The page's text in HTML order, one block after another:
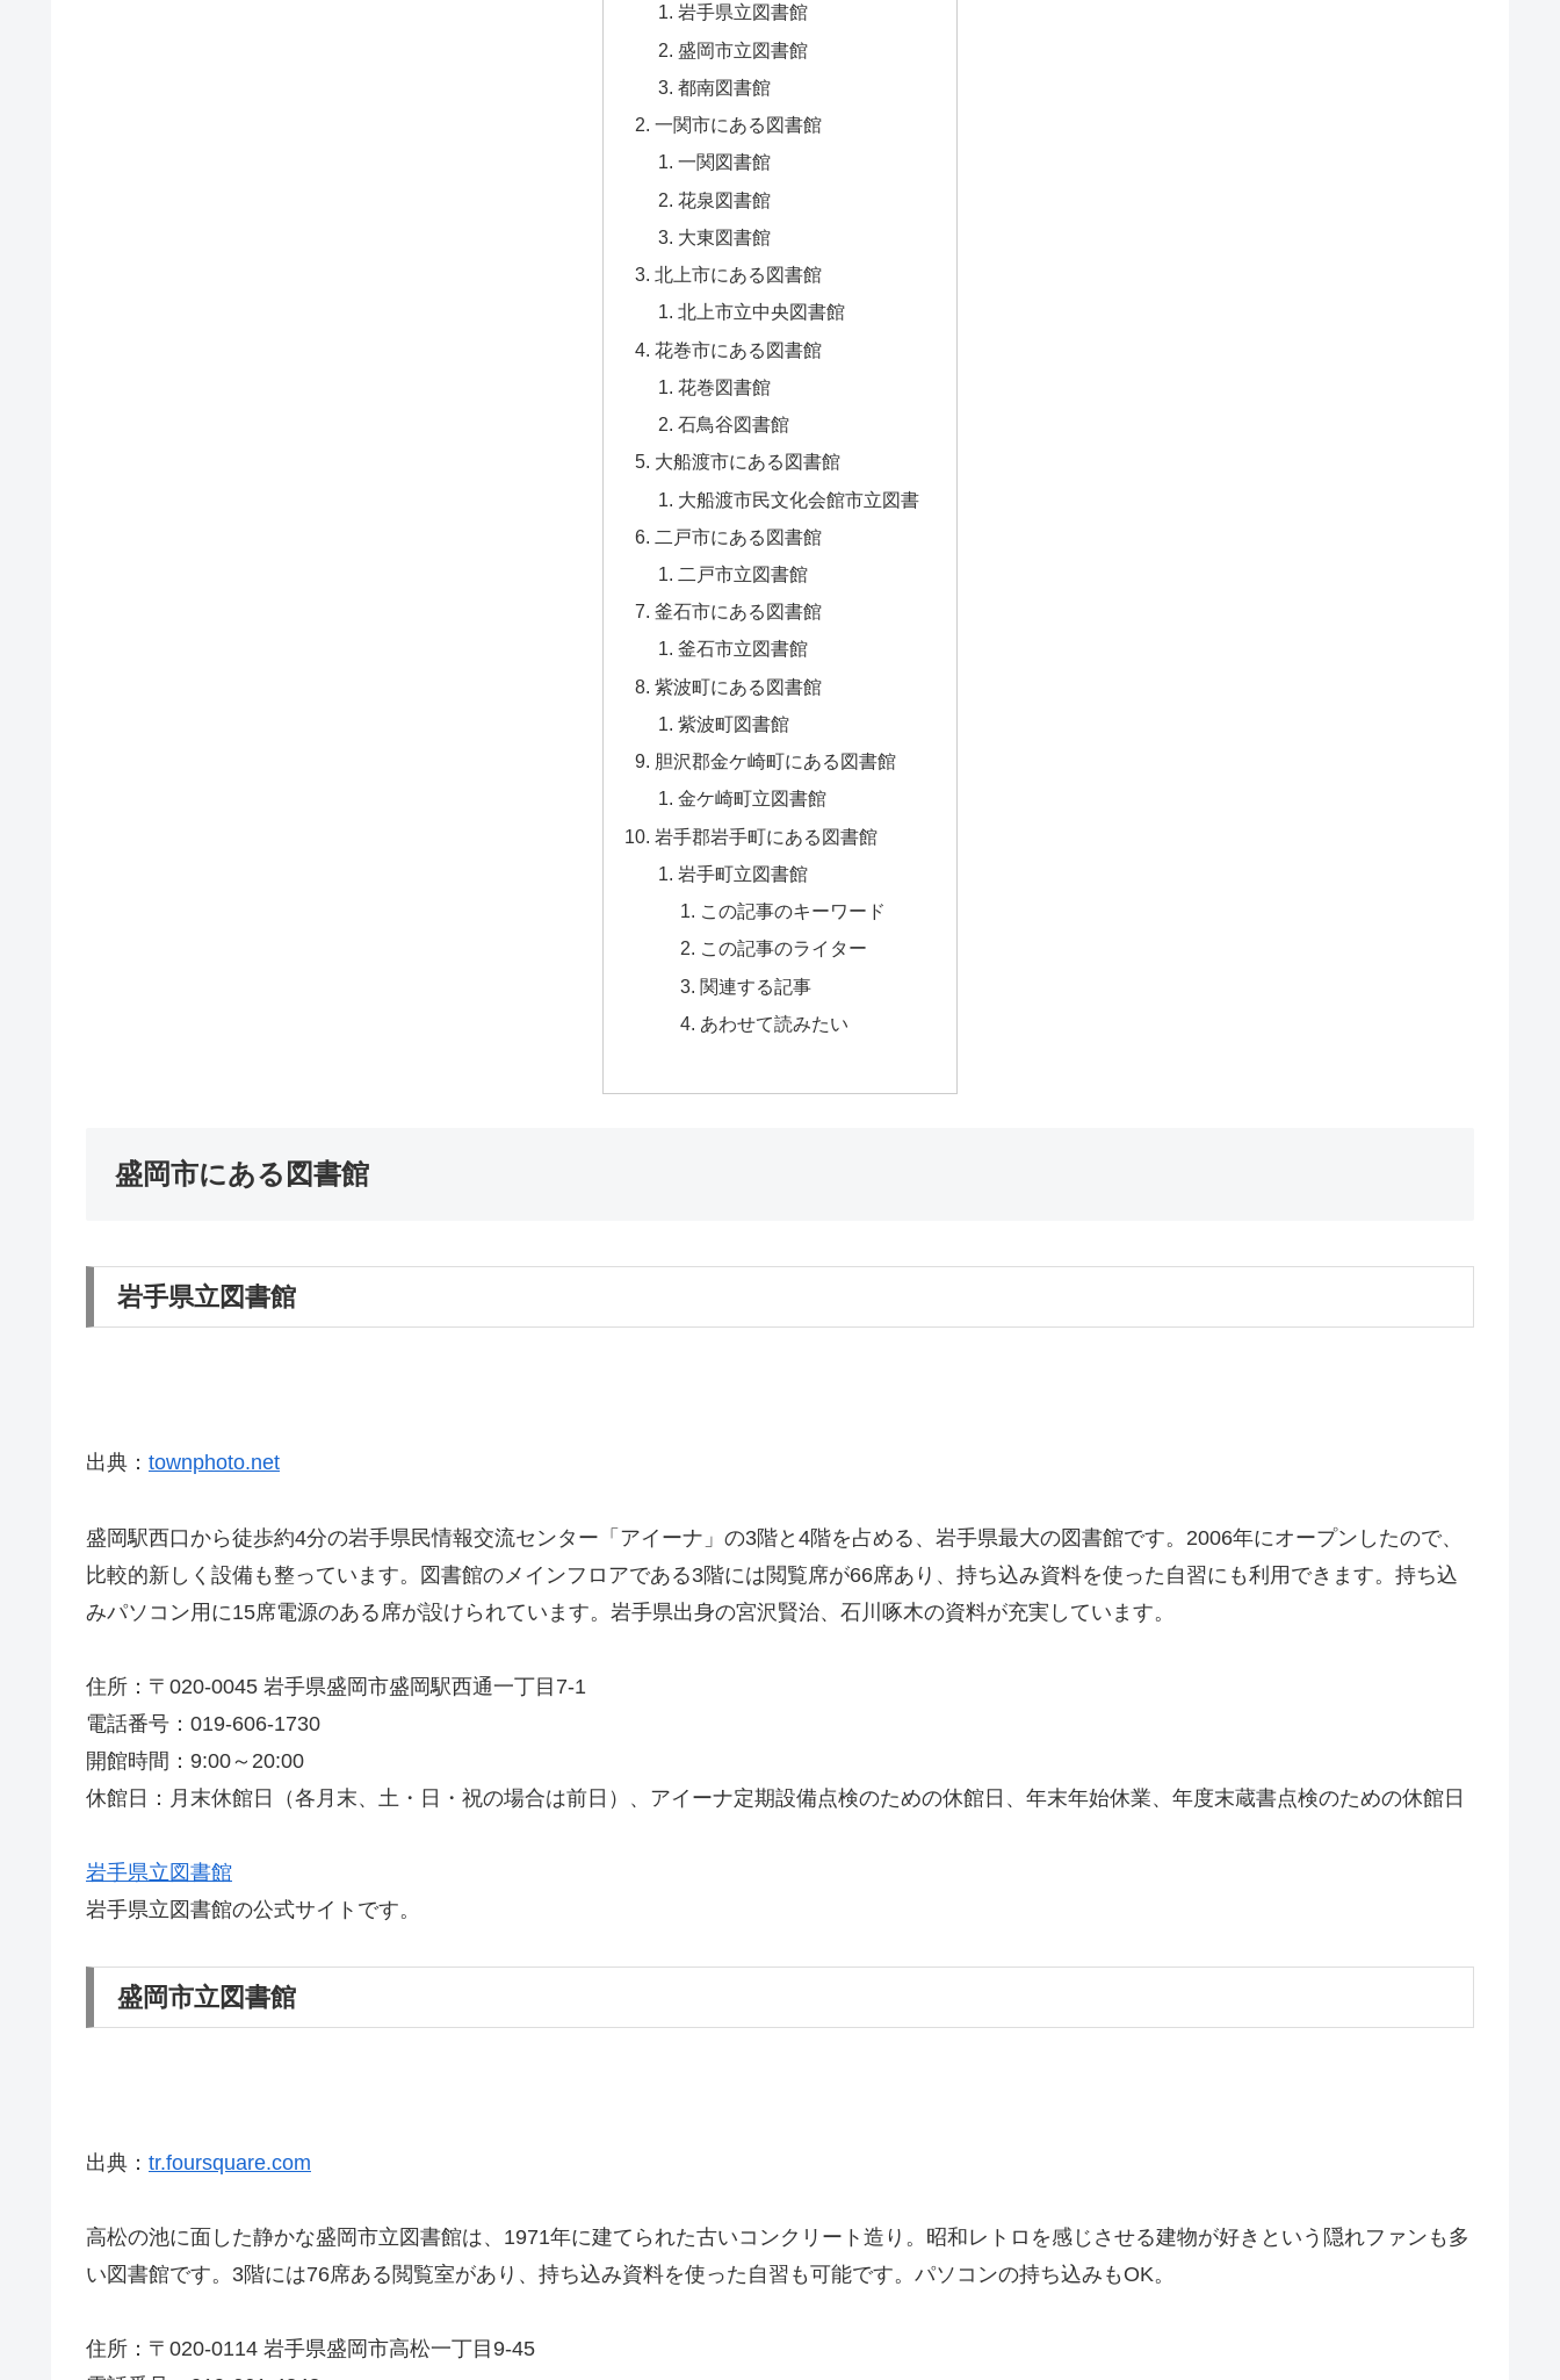
岩手県立図書館
盛岡市立図書館
都南図書館
一関市にある図書館
一関図書館
花泉図書館
大東図書館
北上市にある図書館
北上市立中央図書館
花巻市にある図書館
花巻図書館
石鳥谷図書館
大船渡市にある図書館
大船渡市民文化会館市立図書
二戸市にある図書館
二戸市立図書館
釜石市にある図書館
釜石市立図書館
紫波町にある図書館
紫波町図書館
胆沢郡金ケ崎町にある図書館
金ケ崎町立図書館
岩手郡岩手町にある図書館
岩手町立図書館
この記事のキーワード
この記事のライター
関連する記事
あわせて読みたい
盛岡市にある図書館
岩手県立図書館
出典： townphoto.net
盛岡駅西口から徒歩約4分の岩手県民情報交流センター「アイーナ」の3階と4階を占める、岩手県最大の図書館です。2006年にオープンしたので、
比較的新しく設備も整っています。図書館のメインフロアである3階には閲覧席が66席あり、持ち込み資料を使った自習にも利用できます。持ち込
みパソコン用に15席電源のある席が設けられています。岩手県出身の宮沢賢治、石川啄木の資料が充実しています。
住所：〒020-0045 岩手県盛岡市盛岡駅西通一丁目7-1
電話番号：019-606-1730
開館時間：9:00～20:00
休館日：月末休館日（各月末、土・日・祝の場合は前日）、アイーナ定期設備点検のための休館日、年末年始休業、年度末蔵書点検のための休館日
岩手県立図書館
岩手県立図書館の公式サイトです。
盛岡市立図書館
出典： tr.foursquare.com
高松の池に面した静かな盛岡市立図書館は、1971年に建てられた古いコンクリート造り。昭和レトロを感じさせる建物が好きという隠れファンも多
い図書館です。3階には76席ある閲覧室があり、持ち込み資料を使った自習も可能です。パソコンの持ち込みもOK。
住所：〒020-0114 岩手県盛岡市高松一丁目9-45